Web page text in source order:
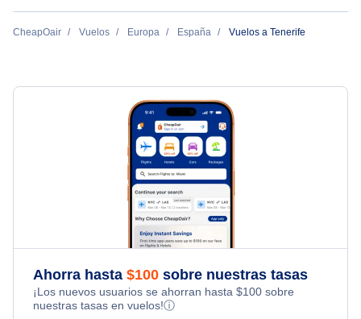
Iberia
CheapOair Vuelos Europa España Vuelos a Tenerife
Ahorra hasta $100 sobre nuestras tasas
¡Los nuevos usuarios se ahorran hasta $100 sobre
nuestras tasas en vuelos!ⓘ